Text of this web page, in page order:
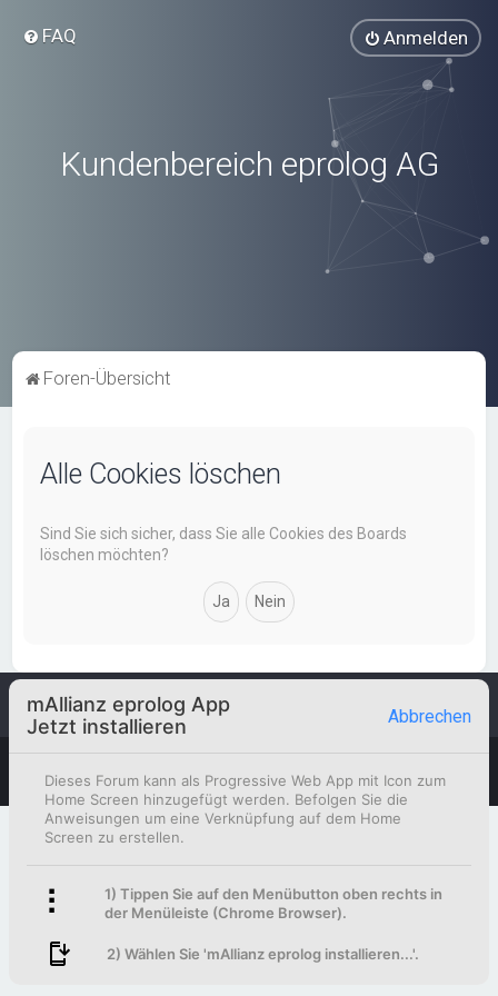
FAQ Anmelden
Kundenbereich eprolog AG
Foren-Übersicht
Alle Cookies löschen
Sind Sie sich sicher, dass Sie alle Cookies des Boards
löschen möchten?
Foren-Übersicht
Deutsche Übersetzung durchphpBB.de
mAllianz eprolog App
Jetzt installieren
Abbrechen
Dieses Forum kann als Progressive Web App mit Icon zum
Home Screen hinzugefügt werden. Befolgen Sie die
Anweisungen um eine Verknüpfung auf dem Home
Screen zu erstellen.
1) Tippen Sie auf den Menübutton oben rechts in
der Menüleiste (Chrome Browser).
2) Wählen Sie 'mAllianz eprolog installieren...'.